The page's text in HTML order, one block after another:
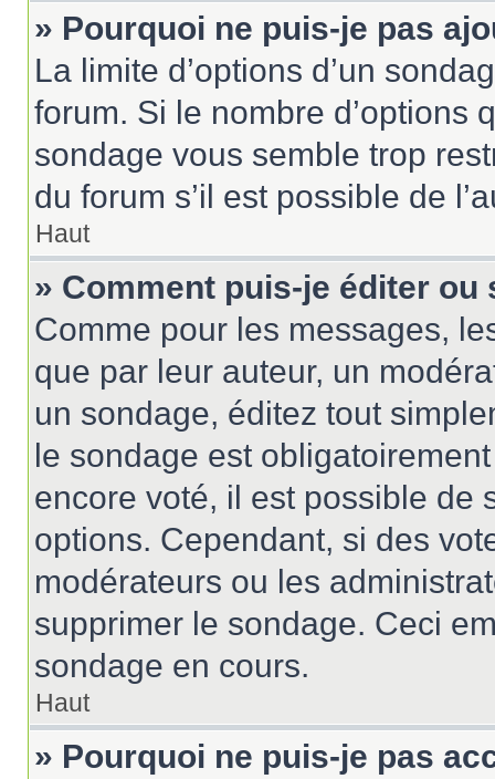
» Pourquoi ne puis-je pas
La limite d’options d’un
forum. Si le nombre d’options
sondage vous semble trop
du forum s’il est possible de
Haut
» Comment puis-je éditer
Comme pour les messages,
que par leur auteur, un
un sondage, éditez tout
le sondage est
encore voté, il est possible de
options. Cependant, si des
modérateurs ou les
supprimer le sondage. Ceci
sondage en cours.
Haut
» Pourquoi ne puis-je pas